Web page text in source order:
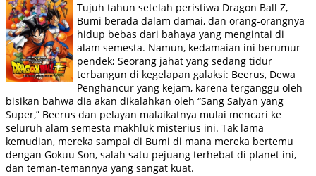
Tujuh tahun setelah peristiwa Dragon Ball Z,
Bumi berada dalam damai, dan orang-orangnya
hidup bebas dari bahaya yang mengintai di
alam semesta. Namun, kedamaian ini berumur
pendek; Seorang jahat yang sedang tidur
terbangun di kegelapan galaksi: Beerus, Dewa
Penghancur yang kejam, karena terganggu oleh
bisikan bahwa dia akan dikalahkan oleh “Sang Saiyan yang
Super,” Beerus dan pelayan malaikatnya mulai mencari ke
seluruh alam semesta makhluk misterius ini. Tak lama
kemudian, mereka sampai di Bumi di mana mereka bertemu
dengan Gokuu Son, salah satu pejuang terhebat di planet ini,
dan teman-temannya yang sangat kuat.